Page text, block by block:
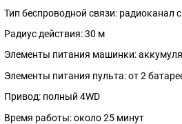
Тип беспроводной связи: радиоканал
Радиус действия: 30 м
Элементы питания машинки:
Элементы питания пульта: от 2
Привод: полный 4WD
Время работы: около 25 минут